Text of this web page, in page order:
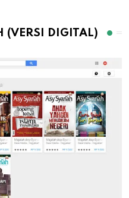
(VERSI DIGITAL)